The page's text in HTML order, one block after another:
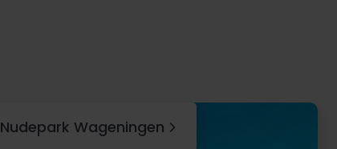
Nudepark Wageningen